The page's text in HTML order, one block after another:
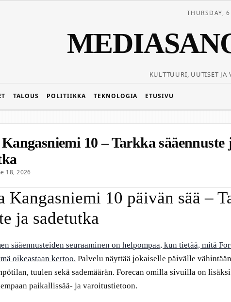
THURSDAY,
KULTTUURI, UUTISET JA
TALOUS POLITIIKKA TEKNOLOGIA ETUSIVU
10 – Tarkka sääennuste
18, 2026
Kangasniemi 10 päivän sää –
ja sadetutka
sääennusteiden seuraaminen on helpompaa, kun tietää, mitä
oikeastaan kertoo. Palvelu näyttää jokaiselle päivälle
tuulen sekä sademäärän. Forecan omilla sivuilla on
paikallissää- ja varoitustietoon.